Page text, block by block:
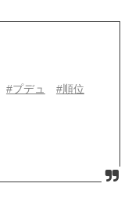
#プデュ
#順位